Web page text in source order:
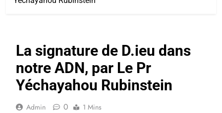
La signature de D.ieu dans
notre ADN, par Le Pr
Yéchayahou Rubinstein
Admin 0 1 Mins